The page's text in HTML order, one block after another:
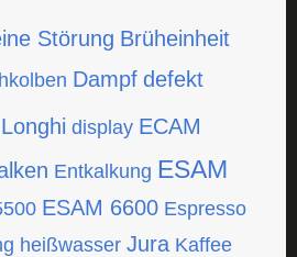
Störung Brüheinheit
Dampf defekt
display ECAM
Entkalkung ESAM
ESAM 6600 Espresso
heißwasser Jura Kaffee